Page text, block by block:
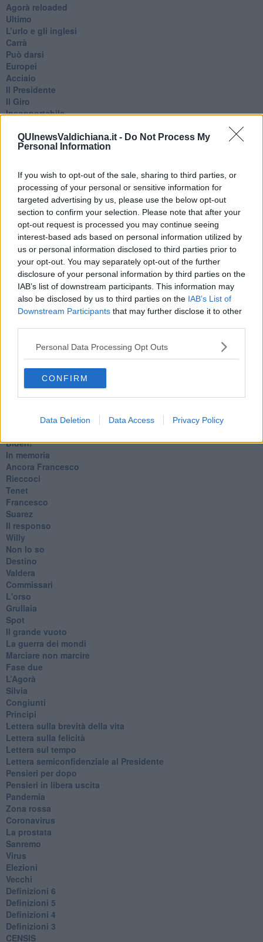
QUInewsValdichiana.it - Do Not Process My
Personal Information
If you wish to opt-out of the sale, sharing to third parties, or
processing of your personal or sensitive information for
targeted advertising by us, please use the below opt-out
section to confirm your selection. Please note that after your
opt-out request is processed you may continue seeing
interest-based ads based on personal information utilized by
us or personal information disclosed to third parties prior to
your opt-out. You may separately opt-out of the further
disclosure of your personal information by third parties on the
IAB’s list of downstream participants. This information may
also be disclosed by us to third parties on the IAB’s List of
Downstream Participants that may further disclose it to other
Personal Data Processing Opt Outs
CONFIRM
Data Deletion Data Access Privacy Policy
​Agorà reloaded
Ultimo
​L’urlo e gli inglesi
Carrà
Può darsi
Europei
Acciaio
Il Presidente
​Il Giro
Insopportabile
Luana
​Ci vuole Fedez
​Liberazione
Esternazioni
Vaxzevria
Nazionali
​Ricorrenze e celebrazioni
Marte
​Crapa pelada
​I soliti noti
Arie
​Vaccine Easing
No profit
Dragonheart
Con-ter?
L'amico
​L’anno del vaccino
Giulio Regeni
Paolo Rossi
​Biden!
In memoria
​Ancora Francesco
Rieccoci
Tenet
Francesco
Suarez
​Il responso
Willy
Non lo so
Destino
Valdera
Commissari
L'orso
Grullaia
Spot
​Il grande vuoto
​La guerra dei mondi
Marciare non marcire
Fase due
L’Agorà
Silvia
Congiunti
Principi
​Lettera sulla brevità della vita
​Lettera sulla felicità
​Lettera sul tempo
Lettera semiconfidenziale al Presidente
Pensieri per dopo
​Pensieri in libera uscita
Pandemia
Zona rossa
Coronavirus
La prostata
Sanremo
Virus
Elezioni
Vecchi
Definizioni 6
Definizioni 5
Definizioni 4
Definizioni 3
CENSIS